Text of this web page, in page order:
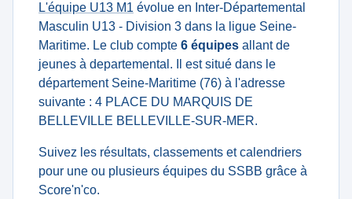
L'équipe U13 M1 évolue en Inter-Départemental
Masculin U13 - Division 3 dans la ligue Seine-
Maritime. Le club compte 6 équipes allant de
jeunes à departemental. Il est situé dans le
département Seine-Maritime (76) à l'adresse
suivante : 4 PLACE DU MARQUIS DE
BELLEVILLE BELLEVILLE-SUR-MER.
Suivez les résultats, classements et calendriers
pour une ou plusieurs équipes du SSBB grâce à
Score'n'co.